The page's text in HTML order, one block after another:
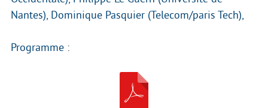
Nantes), Dominique Pasquier (Telecom/paris Tech),
Programme :